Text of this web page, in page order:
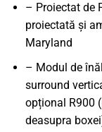
– Proiectat de
proiectată și
Maryland
– Modul de
surround
opțional R900
deasupra